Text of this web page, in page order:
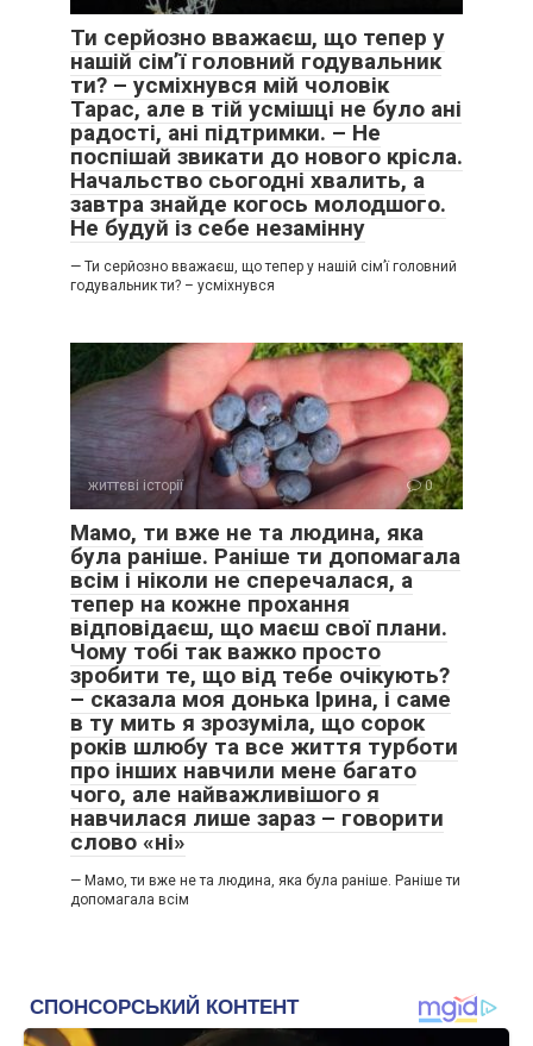
Ти серйозно вважаєш, що тепер у
нашій сім’ї головний годувальник
ти? – усміхнувся мій чоловік
Тарас, але в тій усмішці не було ані
радості, ані підтримки. – Не
поспішай звикати до нового крісла.
Начальство сьогодні хвалить, а
завтра знайде когось молодшого.
Не будуй із себе незамінну
— Ти серйозно вважаєш, що тепер у нашій сім’ї головний
годувальник ти? – усміхнувся
життєві історії 0
Мамо, ти вже не та людина, яка
була раніше. Раніше ти допомагала
всім і ніколи не сперечалася, а
тепер на кожне прохання
відповідаєш, що маєш свої плани.
Чому тобі так важко просто
зробити те, що від тебе очікують?
– сказала моя донька Ірина, і саме
в ту мить я зрозуміла, що сорок
років шлюбу та все життя турботи
про інших навчили мене багато
чого, але найважливішого я
навчилася лише зараз – говорити
слово «ні»
— Мамо, ти вже не та людина, яка була раніше. Раніше ти
допомагала всім